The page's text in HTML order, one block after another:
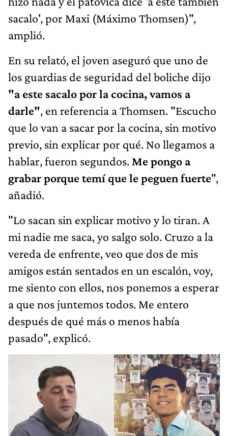
sacalo', por Maxi (Máximo Thomsen)",
amplió.
En su relató, el joven aseguró que uno de
los guardias de seguridad del boliche dijo
"a este sacalo por la cocina, vamos a
darle", en referencia a Thomsen. "Escucho
que lo van a sacar por la cocina, sin motivo
previo, sin explicar por qué. No llegamos a
hablar, fueron segundos. Me pongo a
grabar porque temí que le peguen fuerte",
añadió.
"Lo sacan sin explicar motivo y lo tiran. A
mi nadie me saca, yo salgo solo. Cruzo a la
vereda de enfrente, veo que dos de mis
amigos están sentados en un escalón, voy,
me siento con ellos, nos ponemos a esperar
a que nos juntemos todos. Me entero
después de qué más o menos había
pasado", explicó.